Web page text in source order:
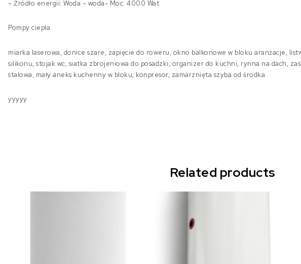
– Źródło energii: Woda – woda- Moc: 4000 Wat
Pompy ciepła
miarka laserowa, donice szare, zapięcie do roweru, okno balkonowe w bloku aranżacje,
silikonu, stojak wc, siatka zbrojeniowa do posadzki, organizer do kuchni, rynna na dach,
stalowa, mały aneks kuchenny w bloku, konpresor, zamarznięta szyba od środka
yyyyy
Related products